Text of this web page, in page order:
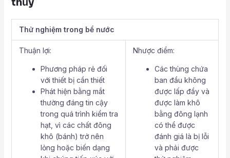
Thử nghiệm trong bể nước
Thuận lợi:
Phương pháp rẻ đối
với thiết bị cần thiết
Phát hiện bằng mắt
thường đáng tin cậy
trong quá trình kiểm tra
hạt, vì các chất đông
khô (bánh) trở nên
lỏng hoặc biến dạng
Nhược điểm:
Các thùng chứa
ban đầu không
được lấp đầy và
được làm khô
bằng đông lạnh
có thể được
đánh giá là bị lỗi
và phải được